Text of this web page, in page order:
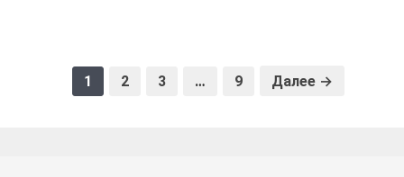
1 2 3 … 9 Далее →